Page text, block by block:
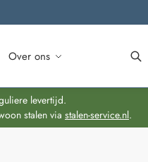
Over ons
levertijd.
stalen via stalen-service.nl.